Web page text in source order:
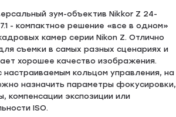
зум-объектив Nikkor Z 24-
- компактное решение «все в одном»
камер серии Nikon Z. Отлично
съемки в самых разных сценариях и
хорошее качество изображения.
настраиваемым кольцом управления, на
назначить параметры фокусировки,
компенсации экспозиции или
ISO.